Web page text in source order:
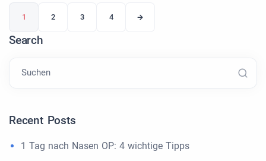
1 2 3 4
Search
Suchen
Recent Posts
1 Tag nach Nasen OP: 4 wichtige Tipps